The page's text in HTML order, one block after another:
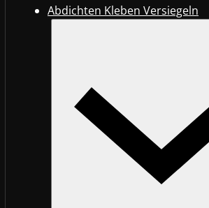
Abdichten Kleben Versiegeln